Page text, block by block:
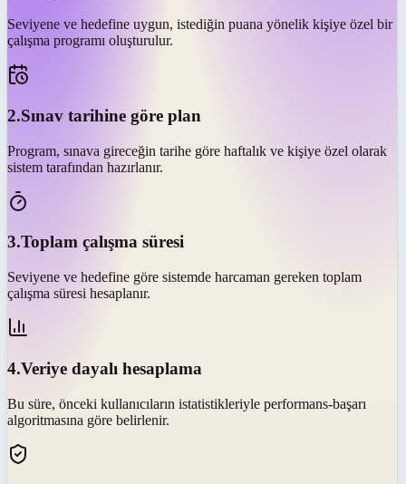
Seviyene ve hedefine uygun, istediğin puana yönelik kişiye özel bir
çalışma programı oluşturulur.
2.Sınav tarihine göre plan
Program, sınava gireceğin tarihe göre haftalık ve kişiye özel olarak
sistem tarafından hazırlanır.
3.Toplam çalışma süresi
Seviyene ve hedefine göre sistemde harcaman gereken toplam
çalışma süresi hesaplanır.
4.Veriye dayalı hesaplama
Bu süre, önceki kullanıcıların istatistikleriyle performans-başarı
algoritmasına göre belirlenir.